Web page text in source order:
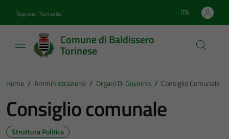
Regione Piemonte Lingua attiva:
ITA
Comune di Baldissero
Torinese
Home / Amministrazione / Organi Di Governo / Consiglio Comunale
Consiglio comunale
Struttura Politica